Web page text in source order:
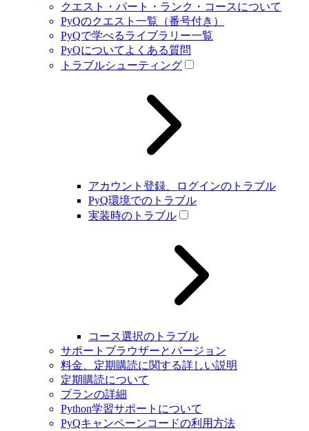
クエスト・パート・ランク・コースについて
PyQのクエスト一覧（番号付き）
PyQで学べるライブラリー一覧
PyQについてよくある質問
トラブルシューティング
アカウント登録、ログインのトラブル
PyQ環境でのトラブル
実装時のトラブル
コース選択のトラブル
サポートブラウザーとバージョン
料金、定期購読に関する詳しい説明
定期購読について
プランの詳細
Python学習サポートについて
PyQキャンペーンコードの利用方法